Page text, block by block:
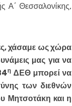
Α΄ Θεσσαλονίκης,
χάσαμε ως χώρα
μας για να
η ΔΕΘ μπορεί να
των διεθνών
Μητσοτάκη και η